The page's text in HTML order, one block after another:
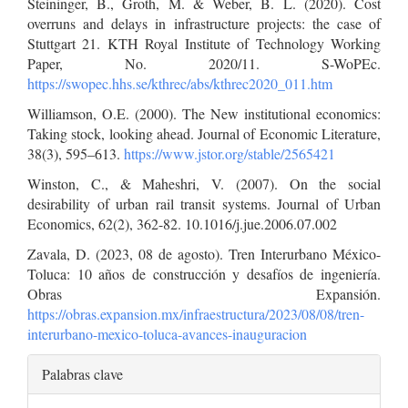
overruns and delays in infrastructure projects: the case of
Stuttgart 21. KTH Royal Institute of Technology Working
Paper, No. 2020/11. S-WoPEc.
https://swopec.hhs.se/kthrec/abs/kthrec2020_011.htm
Williamson, O.E. (2000). The New institutional economics:
Taking stock, looking ahead. Journal of Economic Literature,
38(3), 595–613. https://www.jstor.org/stable/2565421
Winston, C., & Maheshri, V. (2007). On the social
desirability of urban rail transit systems. Journal of Urban
Economics, 62(2), 362-82. 10.1016/j.jue.2006.07.002
Zavala, D. (2023, 08 de agosto). Tren Interurbano México-
Toluca: 10 años de construcción y desafíos de ingeniería.
Obras Expansión.
https://obras.expansion.mx/infraestructura/2023/08/08/tren-
interurbano-mexico-toluca-avances-inauguracion
Palabras clave